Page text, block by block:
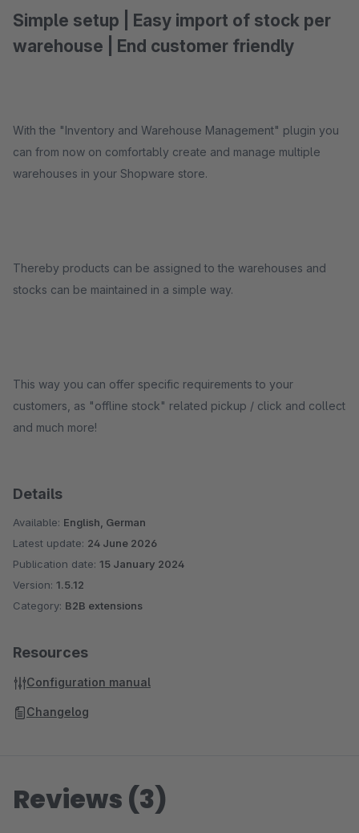
Simple setup | Easy import of stock per
warehouse | End customer friendly
With the "Inventory and Warehouse Management" plugin you
can from now on comfortably create and manage multiple
warehouses in your Shopware store.
Thereby products can be assigned to the warehouses and
stocks can be maintained in a simple way.
This way you can offer specific requirements to your
customers, as "offline stock" related pickup / click and collect
and much more!
Details
Available: English, German
Latest update: 24 June 2026
Publication date: 15 January 2024
Version: 1.5.12
Category: B2B extensions
Resources
Configuration manual
Changelog
Reviews (3)